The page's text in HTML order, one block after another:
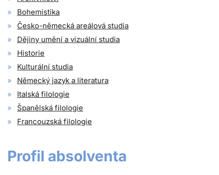
Bohemistika
Česko-německá areálová studia
Dějiny umění a vizuální studia
Historie
Kulturální studia
Německý jazyk a literatura
Italská filologie
Španělská filologie
Francouzská filologie
Profil absolventa